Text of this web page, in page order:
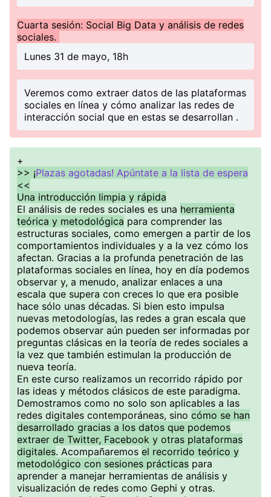
Cuarta sesión: Social Big Data y análisis de redes
sociales.
Lunes 31 de mayo, 18h
Veremos como extraer datos de las plataformas
sociales en línea y cómo analizar las redes de
interacción social que en estas se desarrollan .
+
>> ¡Plazas agotadas! Apúntate a la lista de espera
<<
Una introducción limpia y rápida
El análisis de redes sociales es una herramienta
teórica y metodológica para comprender las
estructuras sociales, como emergen a partir de los
comportamientos individuales y a la vez cómo los
afectan. Gracias a la profunda penetración de las
plataformas sociales en línea, hoy en día podemos
observar y, a menudo, analizar enlaces a una
escala que supera con creces lo que era posible
hace sólo unas décadas. Si bien esto impulsa
nuevas metodologías, las redes a gran escala que
podemos observar aún pueden ser informadas por
preguntas clásicas en la teoría de redes sociales a
la vez que también estimulan la producción de
nueva teoría.
En este curso realizamos un recorrido rápido por
las ideas y métodos clásicos de este paradigma.
Demostramos como no solo son aplicables a las
redes digitales contemporáneas, sino cómo se han
desarrollado gracias a los datos que podemos
extraer de Twitter, Facebook y otras plataformas
digitales. Acompañaremos el recorrido teórico y
metodológico con sesiones prácticas para
aprender a manejar herramientas de análisis y
visualización de redes como Gephi y otras.